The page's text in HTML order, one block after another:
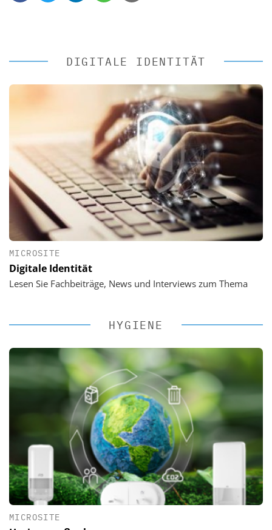
DIGITALE IDENTITÄT
MICROSITE
Digitale Identität
Lesen Sie Fachbeiträge, News und Interviews zum Thema
HYGIENE
MICROSITE